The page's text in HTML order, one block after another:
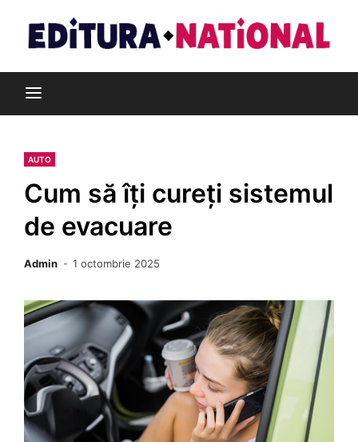
content
Editura Național
AUTO
Cum să îți cureți sistemul
de evacuare
Admin 1 octombrie 2025